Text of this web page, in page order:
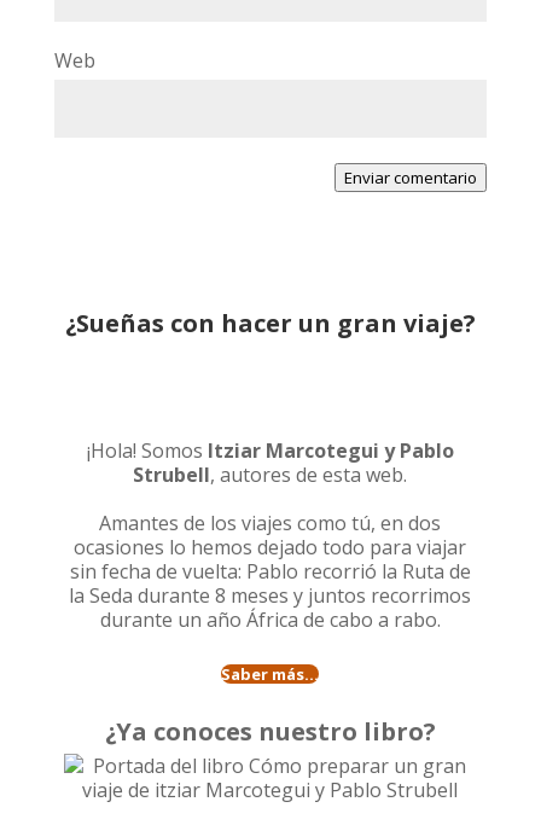
Web
Enviar comentario
¿Sueñas con hacer un gran viaje?
¡Hola! Somos Itziar Marcotegui y Pablo
Strubell, autores de esta web.
Amantes de los viajes como tú, en dos
ocasiones lo hemos dejado todo para viajar
sin fecha de vuelta: Pablo recorrió la Ruta de
la Seda durante 8 meses y juntos recorrimos
durante un año África de cabo a rabo.
Saber más...
¿Ya conoces nuestro libro?